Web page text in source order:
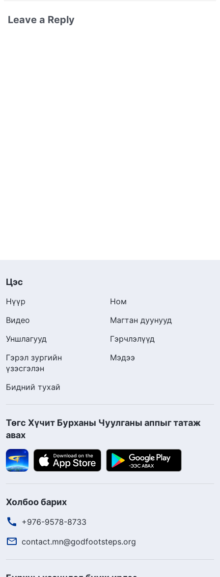
Leave a Reply
Цэс
Нүүр
Ном
Видео
Магтан дуунууд
Уншлагууд
Гэрчлэлүүд
Гэрэл зургийн
үзэсгэлэн
Мэдээ
Бидний тухай
Төгс Хүчит Бурханы Чуулганы аппыг татаж
авах
Холбоо барих
+976-9578-8733
contact.mn@godfootsteps.org